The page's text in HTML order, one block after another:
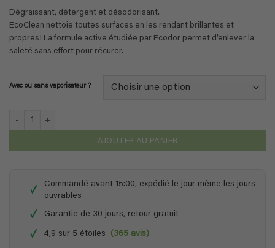
Dégraissant, détergent et désodorisant.
EcoClean nettoie toutes surfaces en les rendant brillantes et
propres! La formule active étudiée par Ecodor permet d’enlever la
saleté sans effort pour récurer.
Avec ou sans vaporisateur ?
AJOUTER AU PANIER
✓
Commandé avant 15:00, expédié le jour même les jours
ouvrables
✓ Garantie de 30 jours, retour gratuit
✓ 4,9 sur 5 étoiles (365 avis)